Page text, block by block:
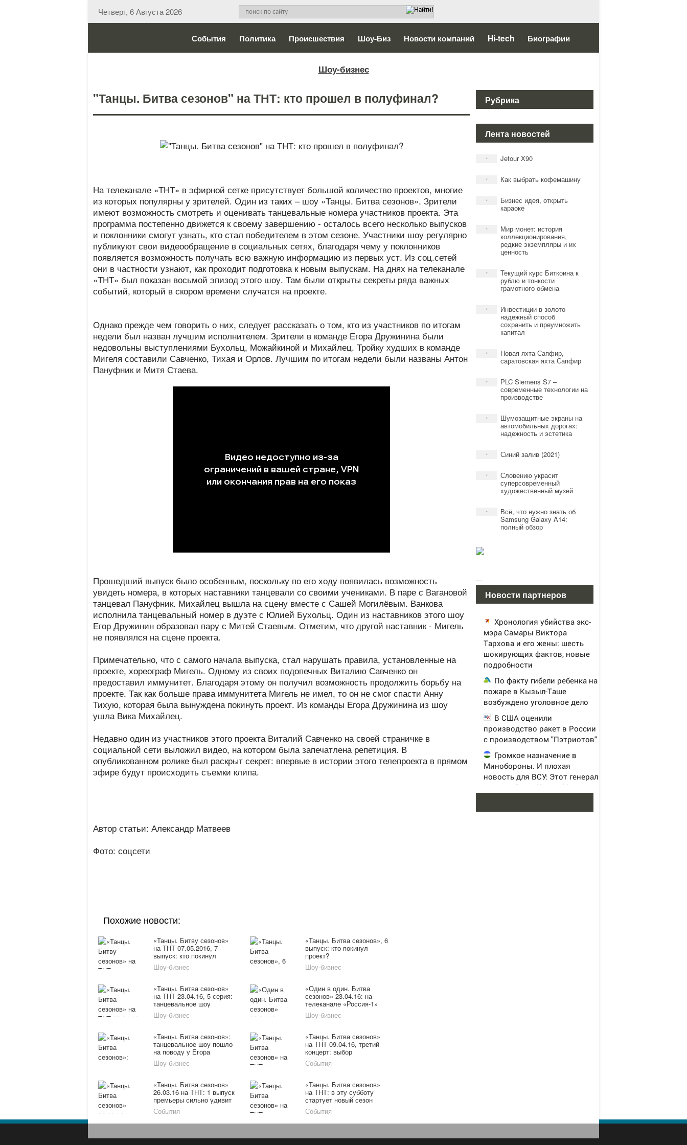
Четверг, 6 Августа 2026
События Политика Происшествия Шоу-Биз Новости компаний Hi-tech Биографии
Шоу-бизнес
"Танцы. Битва сезонов" на ТНТ: кто прошел в полуфинал?
На телеканале «ТНТ» в эфирной сетке присутствует большой количество проектов, многие
из которых популярны у зрителей. Один из таких – шоу «Танцы. Битва сезонов». Зрители
имеют возможность смотреть и оценивать танцевальные номера участников проекта. Эта
программа постепенно движется к своему завершению - осталось всего несколько выпусков
и поклонники смогут узнать, кто стал победителем в этом сезоне. Участники шоу регулярно
публикуют свои видеообращение в социальных сетях, благодаря чему у поклонников
появляется возможность получать всю важную информацию из первых уст. Из соц.сетей
они в частности узнают, как проходит подготовка к новым выпускам. На днях на телеканале
«ТНТ» был показан восьмой эпизод этого шоу. Там были открыты секреты ряда важных
событий, который в скором времени случатся на проекте.
Однако прежде чем говорить о них, следует рассказать о том, кто из участников по итогам
недели был назван лучшим исполнителем. Зрители в команде Егора Дружинина были
недовольны выступлениями Бухольц, Можайкиной и Михайлец. Тройку худших в команде
Мигеля составили Савченко, Тихая и Орлов. Лучшим по итогам недели были названы Антон
Пануфник и Митя Стаева.
Прошедший выпуск было особенным, поскольку по его ходу появилась возможность
увидеть номера, в которых наставники танцевали со своими учениками. В паре с Вагановой
танцевал Пануфник. Михайлец вышла на сцену вместе с Сашей Могилёвым. Ванкова
исполнила танцевальный номер в дуэте с Юлией Бухольц. Один из наставников этого шоу
Егор Дружинин образовал пару с Митей Стаевым. Отметим, что другой наставник - Мигель
не появлялся на сцене проекта.
Примечательно, что с самого начала выпуска, стал нарушать правила, установленные на
проекте, хореограф Мигель. Одному из своих подопечных Виталию Савченко он
предоставил иммунитет. Благодаря этому он получил возможность продолжить борьбу на
проекте. Так как больше права иммунитета Мигель не имел, то он не смог спасти Анну
Тихую, которая была вынуждена покинуть проект. Из команды Егора Дружинина из шоу
ушла Вика Михайлец.
Недавно один из участников этого проекта Виталий Савченко на своей страничке в
социальной сети выложил видео, на котором была запечатлена репетиция. В
опубликованном ролике был раскрыт секрет: впервые в истории этого телепроекта в прямом
эфире будут происходить съемки клипа.
Автор статьи: Александр Матвеев
Фото: соцсети
Похожие новости:
«Танцы. Битву сезонов»
на ТНТ 07.05.2016, 7
выпуск: кто покинул
проект в последнем
выпуске
Шоу-бизнес
«Танцы. Битва сезонов», 6
выпуск: кто покинул
проект?
Шоу-бизнес
«Танцы. Битва сезонов»
на ТНТ 23.04.16, 5 серия:
танцевальное шоу
продолжается
Шоу-бизнес
«Один в один. Битва
сезонов» 23.04.16: на
телеканале «Россия-1»
показали 12 выпуск
онлайн
Шоу-бизнес
«Танцы. Битва сезонов»:
танцевальное шоу пошло
на поводу у Егора
Дружинина
Шоу-бизнес
«Танцы. Битва сезонов»
на ТНТ 09.04.16, третий
концерт: выбор
наставника
События
«Танцы. Битва сезонов»
26.03.16 на ТНТ: 1 выпуск
премьеры сильно удивит
зрителей
События
«Танцы. Битва сезонов»
на ТНТ: в эту субботу
стартует новый сезон
События
Рубрика
Лента новостей
* Jetour X90
* Как выбрать кофемашину
* Бизнес идея, открыть
караоке
* Мир монет: история
коллекционирования,
редкие экземпляры и их
ценность
* Текущий курс Биткоина к
рублю и тонкости
грамотного обмена
* Инвестиции в золото -
надежный способ
сохранить и преумножить
капитал
* Новая яхта Сапфир,
саратовская яхта Сапфир
* PLC Siemens S7 –
современные технологии на
производстве
* Шумозащитные экраны на
автомобильных дорогах:
надежность и эстетика
* Синий залив (2021)
* Словению украсит
суперсовременный
художественный музей
* Всё, что нужно знать об
Samsung Galaxy A14:
полный обзор
---
Новости партнеров
Хронология убийства экс-
мэра Самары Виктора
Тархова и его жены: шесть
шокирующих фактов, новые
подробности
По факту гибели ребенка на
пожаре в Кызыл-Таше
возбуждено уголовное дело
В США оценили
производство ракет в России
с производством "Пэтриотов"
Громкое назначение в
Минобороны. И плохая
новость для ВСУ: Этот генерал
уже дошёл до Киева. И
Во второй очереди ЖК